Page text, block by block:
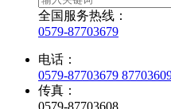
全国服务热线：
0579-87703679
电话：
0579-87703679
传真：
0579-87703608